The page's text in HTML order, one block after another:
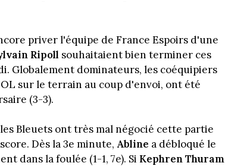
priver l'équipe de France Espoirs d'une
Ripoll souhaitaient bien terminer ces
Globalement dominateurs, les coéquipiers
sur le terrain au coup d'envoi, ont été
(3-3).
Bleuets ont très mal négocié cette partie
Dès la 3e minute, Abline a débloqué le
dans la foulée (1-1, 7e). Si Kephren Thuram